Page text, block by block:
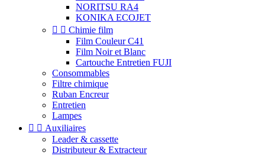
NORITSU RA4
KONIKA ECOJET
  Chimie film
Film Couleur C41
Film Noir et Blanc
Cartouche Entretien FUJI
Consommables
Filtre chimique
Ruban Encreur
Entretien
Lampes
  Auxiliaires
Leader & cassette
Distributeur & Extracteur